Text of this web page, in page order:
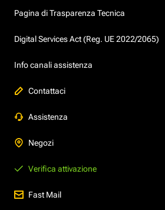
Pagina di Trasparenza Tecnica
Digital Services Act (Reg. UE 2022/2065)
Info canali assistenza
Contattaci
Assistenza
Negozi
Verifica attivazione
Fast Mail